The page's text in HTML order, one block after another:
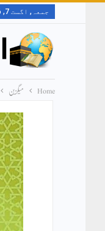
جمعہ, اگست 7, 2026
Home میگزین